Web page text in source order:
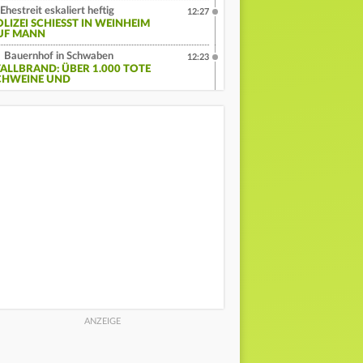
Ehestreit eskaliert heftig
SCHIESST IN WEINHEIM A
MANN
12:27
Bauernhof in Schwaben
ÜBER 1.000 TOTE
UND
12:23